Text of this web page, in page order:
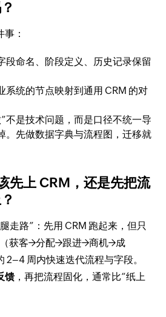
：
段命名、阶段定义、历史记录保留
系统的节点映射到通用 CRM 的对
不是技术问题，而是口径不统一导
。先做数据字典与流程图，迁移就
先上 CRM，还是先把流
走路”：先用 CRM 跑起来，但只
（获客→分配→跟进→商机→成
2–4 周内快速迭代流程与字段。
馈 ，再把流程固化，通常比“纸上